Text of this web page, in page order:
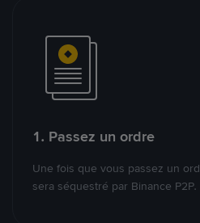
1. Passez un ordre
Une fois que vous passez un
sera séquestré par Binance P2P.